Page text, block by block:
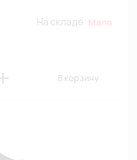
На складе: Мало
В корзину